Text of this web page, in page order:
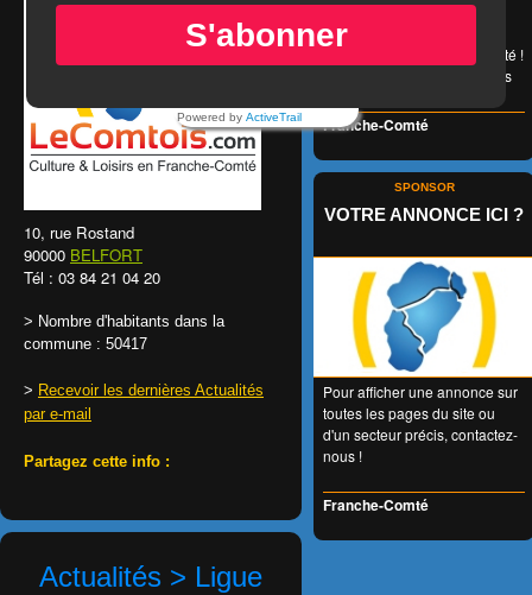
10, rue Rostand
90000 BELFORT
Tél : 03 84 21 04 20
> Nombre d'habitants dans la
commune : 50417
> Recevoir les dernières Actualités
par e-mail
Partagez cette info :
Actualités > Ligue
😉 LA carte de réduction
accessible à tous et valable
1 an entier en Franche-Comté !
👍 + de 350 Partenaires dans
Franche-Comté
SPONSOR
VOTRE ANNONCE ICI ?
Pour afficher une annonce sur
toutes les pages du site ou
d'un secteur précis, contactez-
nous !
Franche-Comté
S'abonner
Powered by ActiveTrail